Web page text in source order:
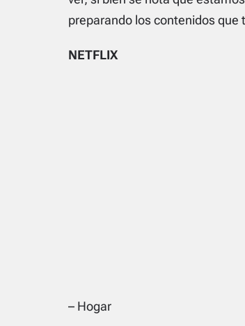
preparando los contenidos que
NETFLIX
– Hogar